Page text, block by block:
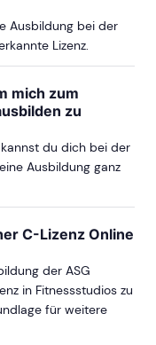
Ausbildung bei der
Lizenz.
mich zum
zu
du dich bei der
Ausbildung ganz
C-Lizenz Online
der ASG
in Fitnessstudios zu
für weitere